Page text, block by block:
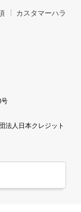
カスタマーハラ
法人日本クレジット